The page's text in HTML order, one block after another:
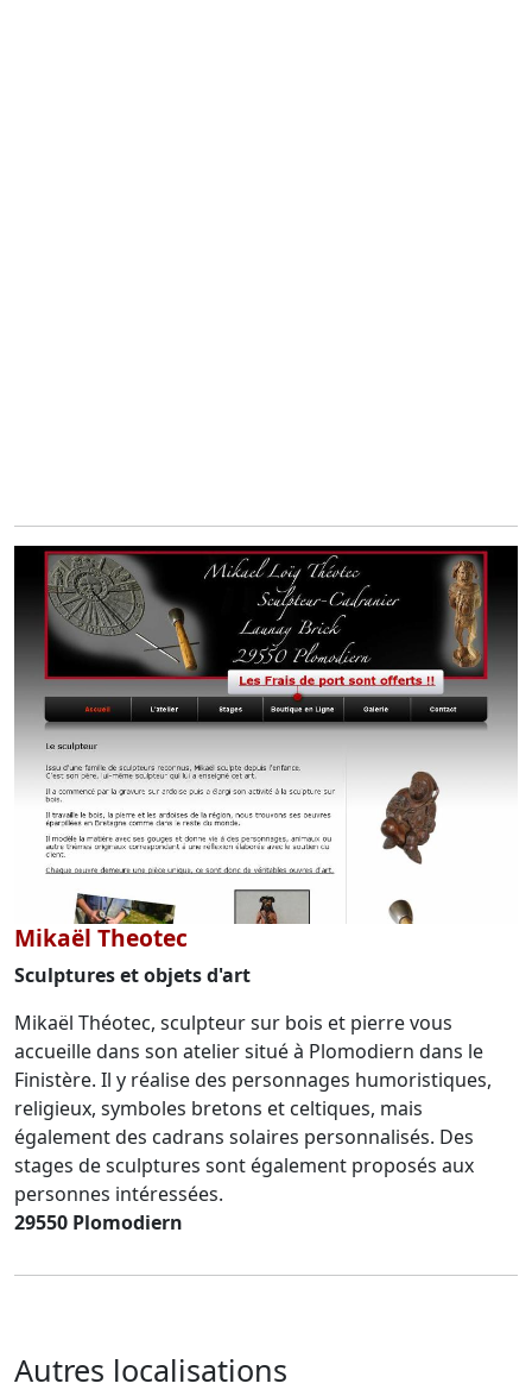
Mikaël Theotec
Sculptures et objets d'art
Mikaël Théotec, sculpteur sur bois et pierre vous
accueille dans son atelier situé à Plomodiern dans le
Finistère. Il y réalise des personnages humoristiques,
religieux, symboles bretons et celtiques, mais
également des cadrans solaires personnalisés. Des
stages de sculptures sont également proposés aux
personnes intéressées.
29550 Plomodiern
Autres localisations